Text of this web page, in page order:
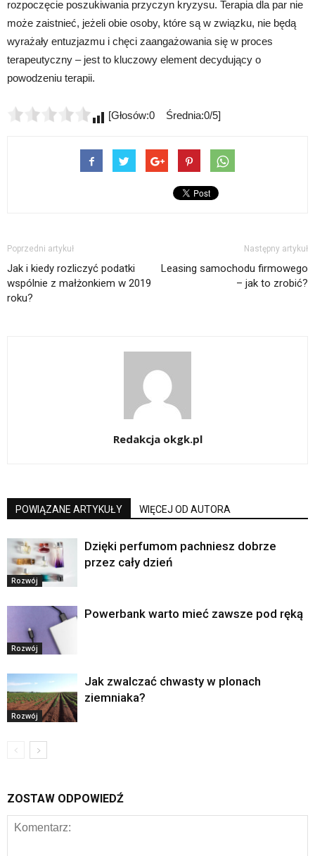
rozpoczęcie poszukiwania przyczyn kryzysu. Terapia dla par nie
może zaistnieć, jeżeli obie osoby, które są w związku, nie będą
wyrażały entuzjazmu i chęci zaangażowania się w proces
terapeutyczny – jest to kluczowy element decydujący o
powodzeniu terapii.
[Głosów:0 Średnia:0/5]
Poprzedni artykuł
Jak i kiedy rozliczyć podatki
wspólnie z małżonkiem w 2019
roku?
Następny artykuł
Leasing samochodu firmowego
– jak to zrobić?
Redakcja okgk.pl
POWIĄZANE ARTYKUŁY WIĘCEJ OD AUTORA
Rozwój
Dzięki perfumom pachniesz dobrze
przez cały dzień
Rozwój
Powerbank warto mieć zawsze pod ręką
Rozwój
Jak zwalczać chwasty w plonach
ziemniaka?
ZOSTAW ODPOWIEDŹ